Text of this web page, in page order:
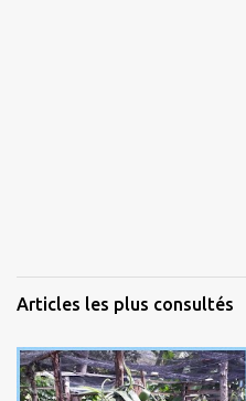
Articles les plus consultés